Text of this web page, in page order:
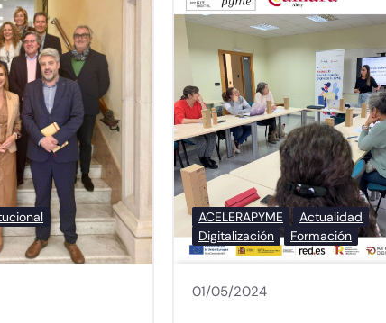
ACELERAPYME
Actualidad
Digitalización
Formación
01/05/2024